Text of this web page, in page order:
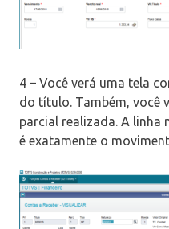
4 – Você verá uma tela
do título. Também, você
parcial realizada. A linha
é exatamente o